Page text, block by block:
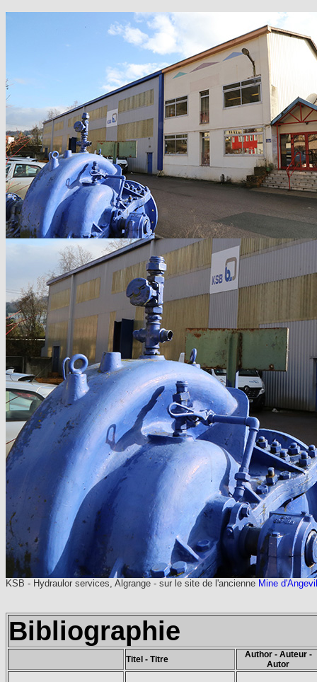
KSB - Hydraulor services, Algrange - sur le site de l'ancienne Mine
Bibliographie
Titel - Titre
Author - Auteur -
Autor